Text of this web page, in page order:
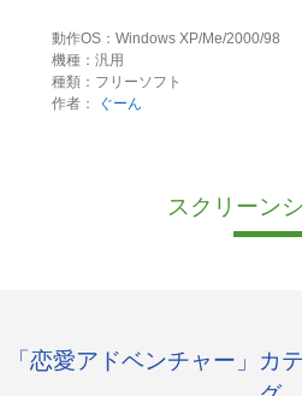
動作OS：Windows XP/Me/2000/98
機種：汎用
種類：フリーソフト
作者：
ぐーん
スクリーン
「恋愛アドベンチャー」カ